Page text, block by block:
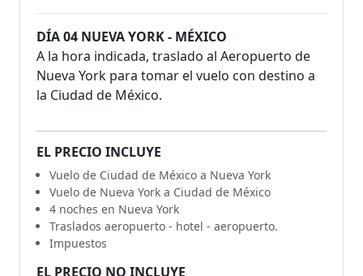
DÍA 04 NUEVA YORK - MÉXICO
A la hora indicada, traslado al Aeropuerto de
Nueva York para tomar el vuelo con destino a
la Ciudad de México.
EL PRECIO INCLUYE
Vuelo de Ciudad de México a Nueva York
Vuelo de Nueva York a Ciudad de México
4 noches en Nueva York
Traslados aeropuerto - hotel - aeropuerto.
Impuestos
EL PRECIO NO INCLUYE